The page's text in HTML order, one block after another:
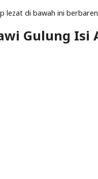
lezat di bawah ini
Gulung Isi